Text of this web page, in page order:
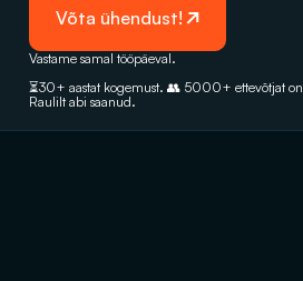
Võta ühendust!
Vastame samal tööpäeval.
⏳30+ aastat kogemust. 👥 5000+‭ ettevõtjat on
Raulilt abi saanud.‬